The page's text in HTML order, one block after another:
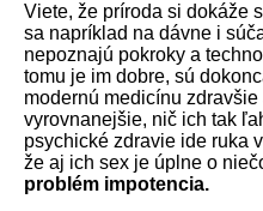
Viete, že príroda si dokáže
sa napríklad na dávne i
nepoznajú pokroky a
tomu je im dobre, sú
modernú medicínu
vyrovnanejšie, nič ich tak
psychické zdravie ide ruka
že aj ich sex je úplne o
problém impotencia.